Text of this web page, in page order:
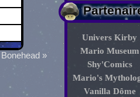
Univers Kirby
Mario Museum
Shy'Comics
Mario's
Vanilla Dôme
Bonehead »